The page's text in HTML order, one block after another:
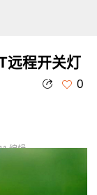
远程开关灯
0
编辑